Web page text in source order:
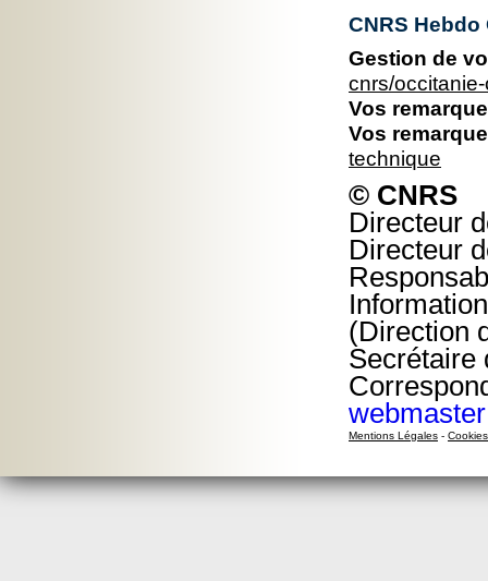
CNRS
Gestion de
cnrs/
Vos
Vos
technique
© CNRS
Directeur
Directeur
(Direction
Secrétaire
Mentions Légales - Cookies